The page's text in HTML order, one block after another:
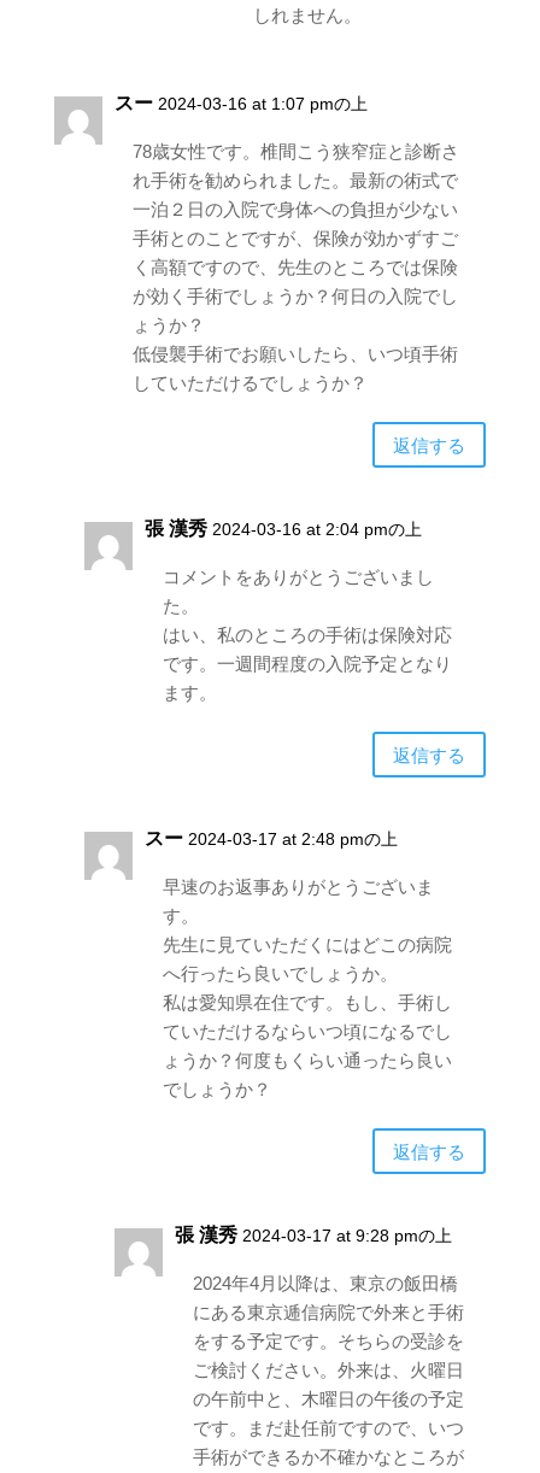
しれません。
スー 2024-03-16 at 1:07 pmの上
78歳女性です。椎間こう狭窄症と診断さ
れ手術を勧められました。最新の術式で
一泊２日の入院で身体への負担が少ない
手術とのことですが、保険が効かずすご
く高額ですので、先生のところでは保険
が効く手術でしょうか？何日の入院でし
ょうか？
低侵襲手術でお願いしたら、いつ頃手術
していただけるでしょうか？
返信する
張 漢秀 2024-03-16 at 2:04 pmの上
コメントをありがとうございまし
た。
はい、私のところの手術は保険対応
です。一週間程度の入院予定となり
ます。
返信する
スー 2024-03-17 at 2:48 pmの上
早速のお返事ありがとうございま
す。
先生に見ていただくにはどこの病院
へ行ったら良いでしょうか。
私は愛知県在住です。もし、手術し
ていただけるならいつ頃になるでし
ょうか？何度もくらい通ったら良い
でしょうか？
返信する
張 漢秀 2024-03-17 at 9:28 pmの上
2024年4月以降は、東京の飯田橋
にある東京逓信病院で外来と手術
をする予定です。そちらの受診を
ご検討ください。外来は、火曜日
の午前中と、木曜日の午後の予定
です。まだ赴任前ですので、いつ
手術ができるか不確かなところが